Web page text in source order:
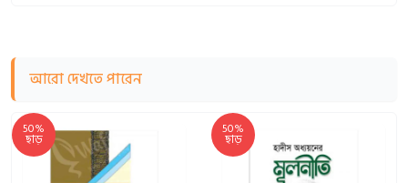
আরো দেখতে পারেন
50%
ছাড়
50%
ছাড়